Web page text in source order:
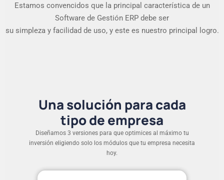
Estamos convencidos que la principal característica de un
Software de Gestión ERP debe ser
su simpleza y facilidad de uso, y este es nuestro principal logro.
Una solución para cada
tipo de empresa
Diseñamos 3 versiones para que optimices al máximo tu
inversión eligiendo solo los módulos que tu empresa necesita
hoy.